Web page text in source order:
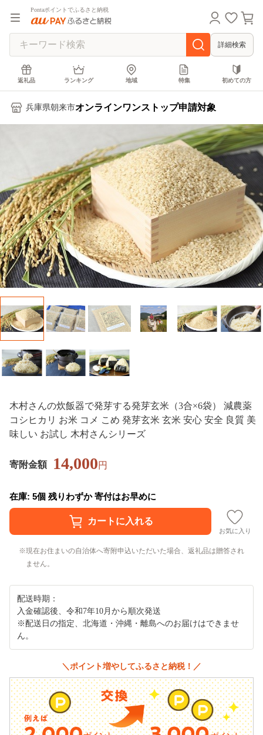
Pontaポイントでふるさと納税
詳細検索
返礼品 ランキング 地域 特集 初めての方
兵庫県朝来市オンラインワンストップ申請対象
木村さんの炊飯器で発芽する発芽玄米（3合×6袋） 減農薬
コシヒカリ お米 コメ こめ 発芽玄米 玄米 安心 安全 良質 美
味しい お試し 木村さんシリーズ
寄附金額 14,000円
在庫: 5個 残りわずか 寄付はお早めに
お気に入り
現在お住まいの自治体へ寄附申込いただいた場合、返礼品は贈答され
ません。
配送時期：
入金確認後、令和7年10月から順次発送
※配送日の指定、北海道・沖縄・離島へのお届けはできませ
ん。
＼ポイント増やしてふるさと納税！／